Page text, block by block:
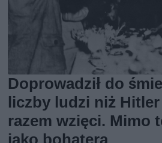
Doprowadził do
liczby ludzi niż
razem wzięci. Mimo
jako bohatera